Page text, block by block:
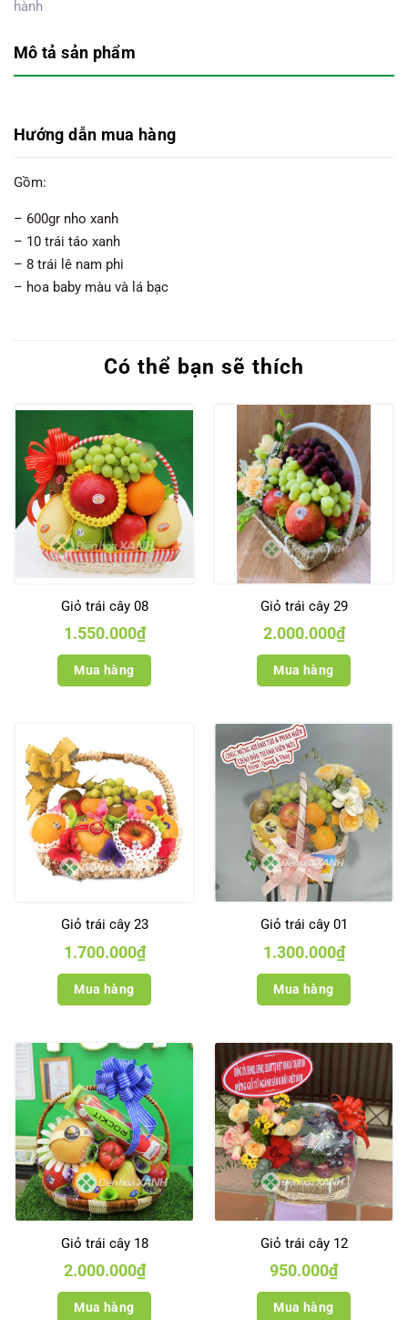
hành
Mô tả sản phẩm
Hướng dẫn mua hàng
Gồm:
– 600gr nho xanh
– 10 trái táo xanh
– 8 trái lê nam phi
– hoa baby màu và lá bạc
Có thể bạn sẽ thích
Giỏ trái cây 08
1.550.000₫
Mua hàng
Giỏ trái cây 29
2.000.000₫
Mua hàng
Giỏ trái cây 23
1.700.000₫
Mua hàng
Giỏ trái cây 01
1.300.000₫
Mua hàng
Giỏ trái cây 18
2.000.000₫
Mua hàng
Giỏ trái cây 12
950.000₫
Mua hàng